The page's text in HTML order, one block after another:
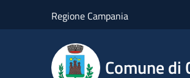
Regione Campania
Comune di